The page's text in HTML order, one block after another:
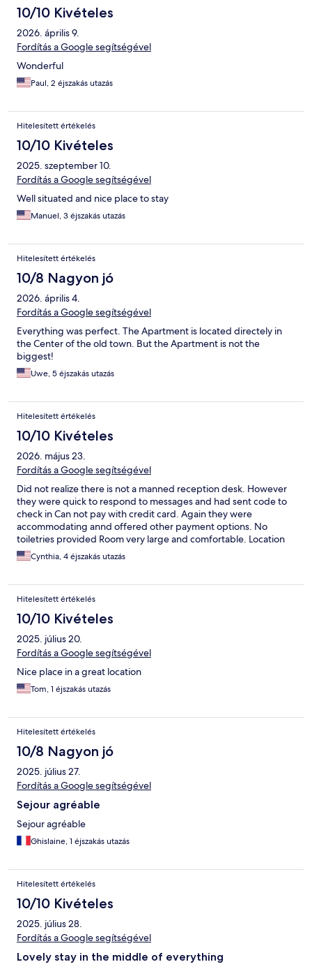
10/10 Kivételes
2026. április 9.
Fordítás a Google segítségével
Wonderful
Paul, 2 éjszakás utazás
Hitelesített értékelés
10/10 Kivételes
2025. szeptember 10.
Fordítás a Google segítségével
Well situated and nice place to stay
Manuel, 3 éjszakás utazás
Hitelesített értékelés
10/8 Nagyon jó
2026. április 4.
Fordítás a Google segítségével
Everything was perfect. The Apartment is located directely in
the Center of the old town. But the Apartment is not the
biggest!
Uwe, 5 éjszakás utazás
Hitelesített értékelés
10/10 Kivételes
2026. május 23.
Fordítás a Google segítségével
Did not realize there is not a manned reception desk. However
they were quick to respond to messages and had sent code to
check in Can not pay with credit card. Again they were
accommodating annd offered other payment options. No
toiletries provided Room very large and comfortable. Location
great. Next to restaurant but not noisy at night. Would
recommend!
Cynthia, 4 éjszakás utazás
Hitelesített értékelés
10/10 Kivételes
2025. július 20.
Fordítás a Google segítségével
Nice place in a great location
Tom, 1 éjszakás utazás
Hitelesített értékelés
10/8 Nagyon jó
2025. július 27.
Fordítás a Google segítségével
Sejour agréable
Sejour agréable
Ghislaine, 1 éjszakás utazás
Hitelesített értékelés
10/10 Kivételes
2025. július 28.
Fordítás a Google segítségével
Lovely stay in the middle of everything